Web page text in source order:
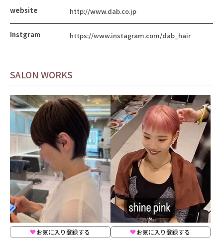
website http://www.dab.co.jp
Instgram https://www.instagram.com/dab_hair
SALON WORKS
お気に入り登録する
お気に入り登録する